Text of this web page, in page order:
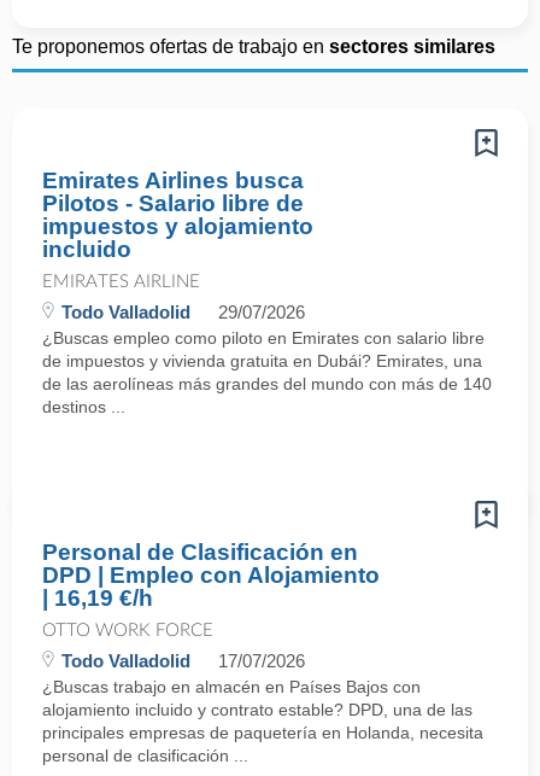
Te proponemos ofertas de trabajo en sectores similares
Emirates Airlines busca
Pilotos - Salario libre de
impuestos y alojamiento
incluido
EMIRATES AIRLINE
Todo Valladolid 29/07/2026
¿Buscas empleo como piloto en Emirates con salario libre
de impuestos y vivienda gratuita en Dubái? Emirates, una
de las aerolíneas más grandes del mundo con más de 140
destinos ...
Personal de Clasificación en
DPD | Empleo con Alojamiento
| 16,19 €/h
OTTO WORK FORCE
Todo Valladolid 17/07/2026
¿Buscas trabajo en almacén en Países Bajos con
alojamiento incluido y contrato estable? DPD, una de las
principales empresas de paquetería en Holanda, necesita
personal de clasificación ...